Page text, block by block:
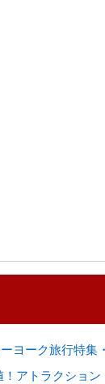
ヨーク旅行特集
アトラクション